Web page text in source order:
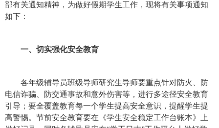
部有关通知精神， 为做好假期学生工作，现将有关事项通知
如下：
一、切实强化安全教育
各年级辅导员班级导师研究生导师要重点针对防火、防
电信诈骗、防交通事故和意外伤害等，进行多途径安全教育
引导；要全覆盖教育每一个学生提高安全意识，提醒学生提
高警惕。节前安全教育要在《学生安全稳定工作台账本》上